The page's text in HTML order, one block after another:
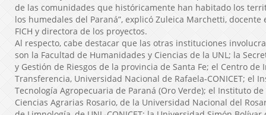
de las comunidades que históricamente han habitado los
los humedales del Paraná”, explicó Zuleica Marchetti,
FICH y directora de los proyectos.
Al respecto, cabe destacar que las otras instituciones
son la Facultad de Humanidades y Ciencias de la UNL; la
y Gestión de Riesgos de la provincia de Santa Fe; el Centro de
Transferencia, Universidad Nacional de Rafaela-CONICET; el
Tecnología Agropecuaria de Paraná (Oro Verde); el Instituto
Ciencias Agrarias Rosario, de la Universidad Nacional del